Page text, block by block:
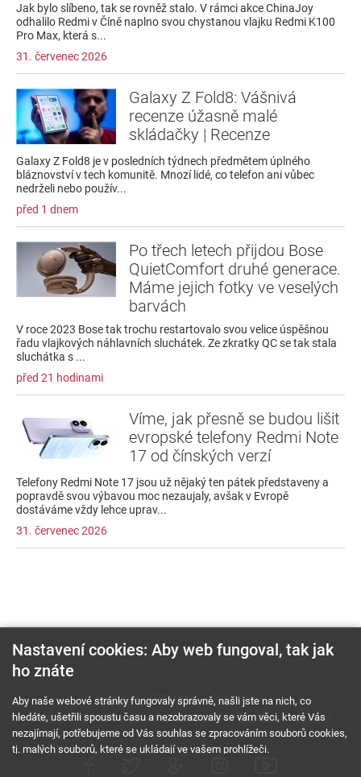
Jak bylo slíbeno, tak se rovněž stalo. V rámci akce ChinaJoy
odhalilo Redmi v Číně naplno svou chystanou vlajku Redmi K100
Pro Max, která s...
31. červenec 2026
Galaxy Z Fold8: Vášnivá
recenze úžasně malé
skládačky | Recenze
Galaxy Z Fold8 je v posledních týdnech předmětem úplného
bláznovství v tech komunitě. Mnozí lidé, co telefon ani vůbec
nedrželi nebo použív...
před 1 dnem
Po třech letech přijdou Bose
QuietComfort druhé generace.
Máme jejich fotky ve veselých
barvách
V roce 2023 Bose tak trochu restartovalo svou velice úspěšnou
řadu vlajkových náhlavních sluchátek. Ze zkratky QC se tak stala
sluchátka s ...
před 21 hodinami
Víme, jak přesně se budou lišit
evropské telefony Redmi Note
17 od čínských verzí
Telefony Redmi Note 17 jsou už nějaký ten pátek představeny a
popravdě svou výbavou moc nezaujaly, avšak v Evropě
dostáváme vždy lehce uprav...
31. červenec 2026
O nás RSS feed
Reklama
Podmínky použití a ochrana soukromí
Cookies Kariéra
Nastavení cookies: Aby web fungoval, tak jak
ho znáte
Aby naše webové stránky fungovaly správně, našli jste na nich, co
hledáte, ušetřili spoustu času a nezobrazovaly se vám věci, které Vás
nezajímají, potřebujeme od Vás souhlas se zpracováním souborů cookies,
tj. malých souborů, které se ukládají ve vašem prohlížeči.